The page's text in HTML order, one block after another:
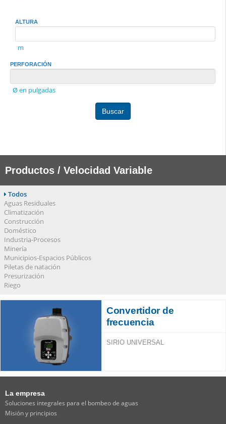
ALTURA
m
PERFORACIÓN
Ø en pulgadas
Buscar
Productos / Velocidad Variable
Todos
Aguas Residuales
Climatización
Construcción
Doméstico
Industria-Procesos
Minería
Municipios-Espacios Públicos
Piletas de natación
Presurización
Riego
Convertidor de
frecuencia
SIRIO UNIVERSAL
La empresa
Soluciones integrales para el bombeo de aguas
Misión y principios